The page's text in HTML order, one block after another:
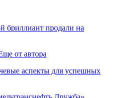
бриллиант продали на
от автора
аспекты для успешных